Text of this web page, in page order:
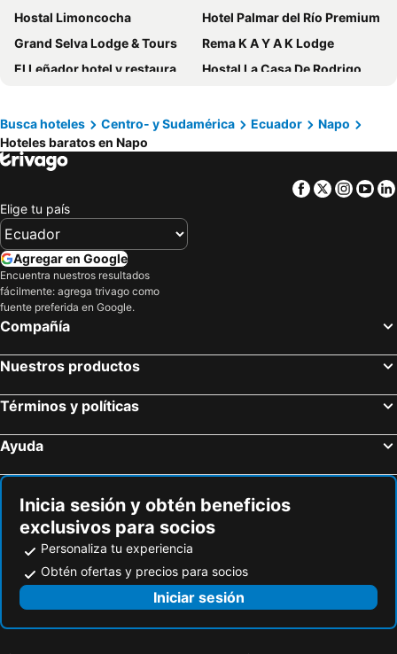
Hostal Limoncocha
Hotel Palmar del Río Premium
Grand Selva Lodge & Tours
Rema K A Y A K Lodge
El Leñador hotel y restaurante
Hostal La Casa De Rodrigo
Rio Napo Lodge
Shandia Lodge
Hamadryade Lodge
Hotel Joya de la Selva
Jungle Lodge El Jardin Aleman
Hosteria Pampallacta
Palmar del Rio Gran Hotel
Ingaru Lodge
Green Bamboo Lodge
TAGUA LODGE
Isla Ecologica Mariana Miller
Hakuna Matata Amazon Lodge
Oro Y Luna Lodge
La Selva Amazon
Huasquila Amazon Lodge
Misahualli Amazon Lodge
PlayaSelva Tropical River Lodge
Yasuni Waorani Camp
La CasaBlanca
Bromelias Amazon Lodge
Itamandi Eco Lodge
Christian Hoteles y Resort
Torres De Oro
Cruscaspi
Jungle Roots Glamping
Hotel Rio Amazonas Tena
Busca hoteles Centro- y Sudamérica Ecuador
Napo
Hoteles baratos en Napo
Facebook
Twitter
Elige tu país
Agregar en Google
Encuentra nuestros resultados
fácilmente: agrega trivago como
fuente preferida en Google.
Compañía
Nuestros productos
Términos y políticas
Ayuda
Inicia sesión y obtén beneficios
exclusivos para socios
Personaliza tu experiencia
Obtén ofertas y precios para socios
Iniciar sesión